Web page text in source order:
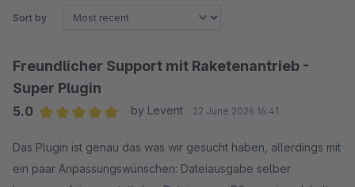
Sort by
Freundlicher Support mit Raketenantrieb -
Super Plugin
5.0
by Levent 22 June 2026 16:41
Das Plugin ist genau das was wir gesucht haben, allerdings mit
ein paar Anpassungswünschen: Dateiausgabe selber